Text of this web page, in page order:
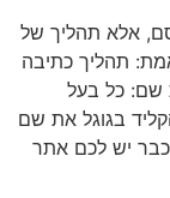
אלא תהליך של
תהליך כתיבה
שם: כל בעל
בגוגל את שם
כבר יש לכם אתר